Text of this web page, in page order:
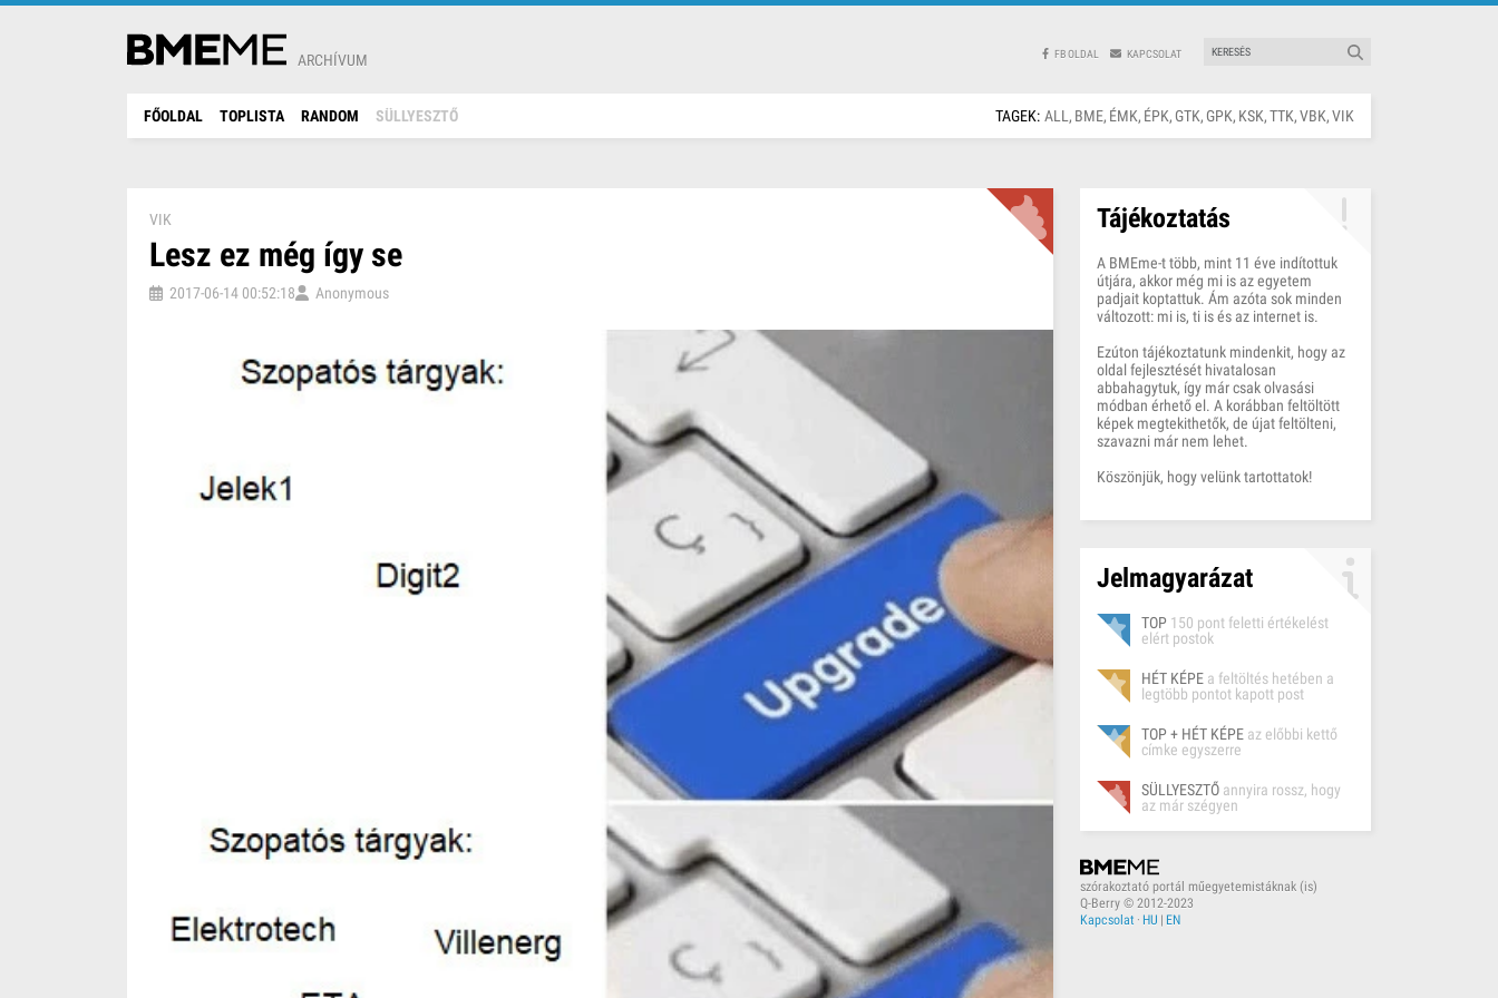
ARCHÍVUM FB OLDAL KAPCSOLAT
FŐOLDAL TOPLISTA RANDOM SÜLLYESZTŐ TAGEK: ALL BME ÉMK ÉPK GTK GPK KSK TTK VBK VIK
VIK
Lesz ez még így se
2017-06-14 00:52:18 Anonymous
Tájékoztatás
A BMEme-t több, mint 11 éve indítottuk
útjára, akkor még mi is az egyetem
padjait koptattuk. Ám azóta sok minden
változott: mi is, ti is és az internet is.
Ezúton tájékoztatunk mindenkit, hogy az
oldal fejlesztését hivatalosan
abbahagytuk, így már csak olvasási
módban érhető el. A korábban feltöltött
képek megtekithetők, de újat feltölteni,
szavazni már nem lehet.
Köszönjük, hogy velünk tartottatok!
Jelmagyarázat
TOP 150 pont feletti értékelést
elért postok
HÉT KÉPE a feltöltés hetében a
legtöbb pontot kapott post
TOP + HÉT KÉPE az előbbi kettő
címke egyszerre
SÜLLYESZTŐ annyira rossz, hogy
az már szégyen
szórakoztató portál műegyetemistáknak (is)
Q-Berry © 2012-2023
Kapcsolat · HU | EN